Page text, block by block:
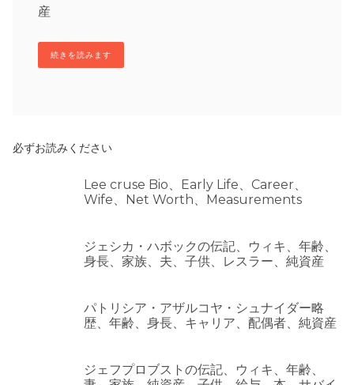
産
続きを読みます
必ずお読みください
Lee cruse Bio、Early Life、Career、
Wife、Net Worth、Measurements
ジェシカ・ハボックの伝記、ウィキ、年齢、
身長、家族、夫、子供、レスラー、純資産
パトリシア・アザルコヤ・シュナイダー略
歴、年齢、身長、キャリア、配偶者、純資産
ジェフプロブストの伝記、ウィキ、年齢、